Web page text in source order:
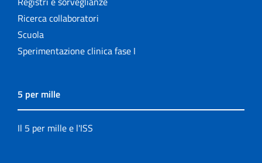
Ricerca collaboratori
Scuola
Sperimentazione clinica fase I
5 per mille
Il 5 per mille e l'ISS